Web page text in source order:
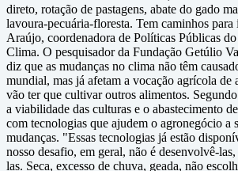
direto, rotação de pastagens, abate do gado
lavoura-pecuária-floresta. Tem caminhos para
Araújo, coordenadora de Políticas Públicas
Clima. O pesquisador da Fundação Getúlio
diz que as mudanças no clima não têm
mundial, mas já afetam a vocação agrícola de
vão ter que cultivar outros alimentos.
a viabilidade das culturas e o abastecimento
com tecnologias que ajudem o agronegócio a
mudanças. "Essas tecnologias já estão
nosso desafio, em geral, não é desenvolvê-
las. Seca, excesso de chuva, geada, não